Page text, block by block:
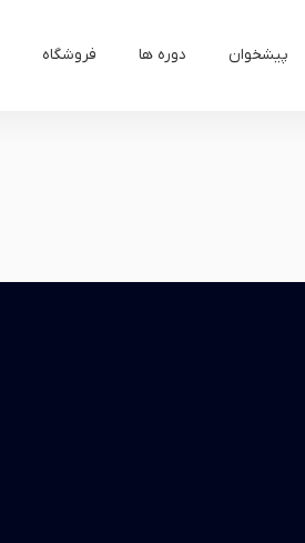
پیشخوان دوره ها فروشگاه